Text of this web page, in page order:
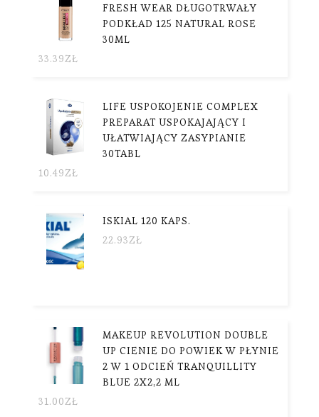
FRESH WEAR DŁUGOTRWAŁY
PODKŁAD 125 NATURAL ROSE
30ML
33.39ZŁ
LIFE USPOKOJENIE COMPLEX
PREPARAT USPOKAJAJĄCY I
UŁATWIAJĄCY ZASYPIANIE
30TABL
10.49ZŁ
ISKIAL 120 KAPS.
22.93ZŁ
MAKEUP REVOLUTION DOUBLE
UP CIENIE DO POWIEK W PŁYNIE
2 W 1 ODCIEŃ TRANQUILLITY
BLUE 2X2,2 ML
31.00ZŁ